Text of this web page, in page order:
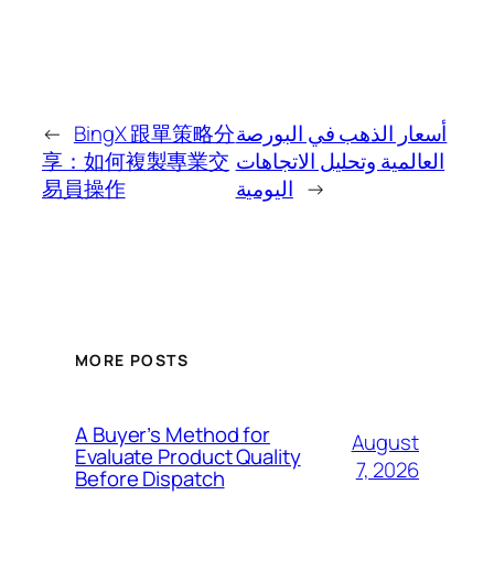
← BingX 跟單策略分
享：如何複製專業交
易員操作
أسعار الذهب في البورصة
العالمية وتحليل الاتجاهات
اليومية →
MORE POSTS
A Buyer’s Method for
Evaluate Product Quality
Before Dispatch
August
7, 2026